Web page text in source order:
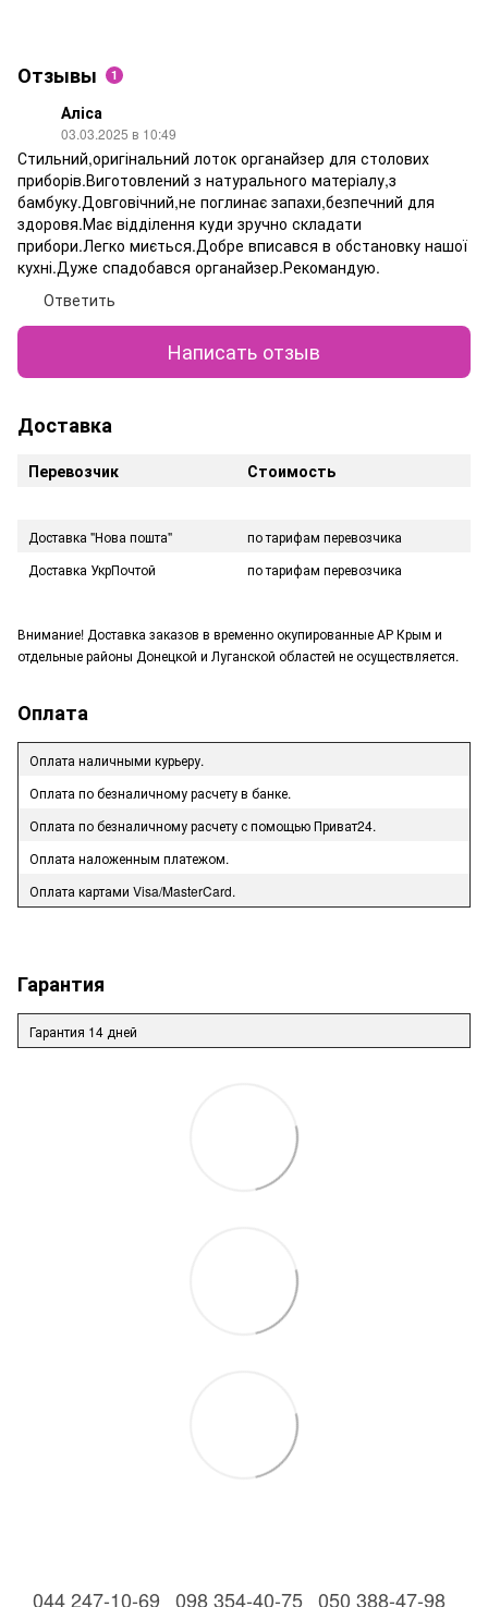
Отзывы 1
Аліса
03.03.2025 в 10:49
Стильний,оригінальний лоток органайзер для столових
приборів.Виготовлений з натурального матеріалу,з
бамбуку.Довговічний,не поглинає запахи,безпечний для
здоровя.Має відділення куди зручно складати
прибори.Легко миється.Добре вписався в обстановку нашої
кухні.Дуже спадобався органайзер.Рекомандую.
Ответить
Написать отзыв
Доставка
Перевозчик Стоимость
Доставка "Нова пошта"
по тарифам перевозчика
Доставка УкрПочтой
по тарифам перевозчика
Внимание! Доставка заказов в временно окупированные АР Крым и
отдельные районы Донецкой и Луганской областей не осуществляется.
Оплата
Оплата наличными курьеру.
Оплата по безналичному расчету в банке.
Оплата по безналичному расчету с помощью Приват24.
Оплата наложенным платежом.
Оплата картами Visa/MasterCard.
Гарантия
Гарантия 14 дней
044 247-10-69 098 354-40-75 050 388-47-98